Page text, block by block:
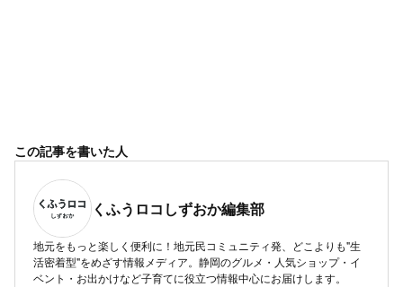
この記事を書いた人
くふうロコしずおか編集部
地元をもっと楽しく便利に！地元民コミュニティ発、どこよりも"生
活密着型"をめざす情報メディア。静岡のグルメ・人気ショップ・イ
ベント・お出かけなど子育てに役立つ情報中心にお届けします。